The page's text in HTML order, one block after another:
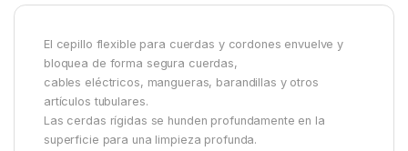
El cepillo flexible para cuerdas y cordones envuelve y
bloquea de forma segura cuerdas,
cables eléctricos, mangueras, barandillas y otros
artículos tubulares.
Las cerdas rígidas se hunden profundamente en la
superficie para una limpieza profunda.